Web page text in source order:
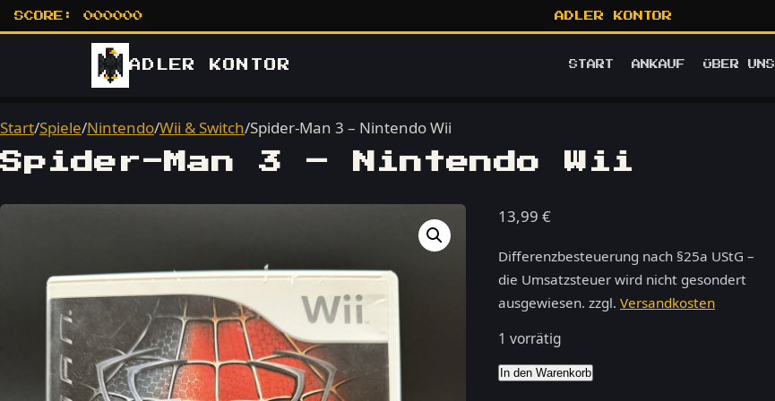
SCORE: 000000 ADLER KONTOR
ADLER KONTOR START ANKAUF ÜBER UNS
Start/Spiele/Nintendo/Wii & Switch/Spider-Man 3 – Nintendo Wii
Spider-Man 3 – Nintendo Wii
13,99 €
Differenzbesteuerung nach §25a UStG –
die Umsatzsteuer wird nicht gesondert
ausgewiesen. zzgl. Versandkosten
1 vorrätig
Spider-
In den Warenkorb